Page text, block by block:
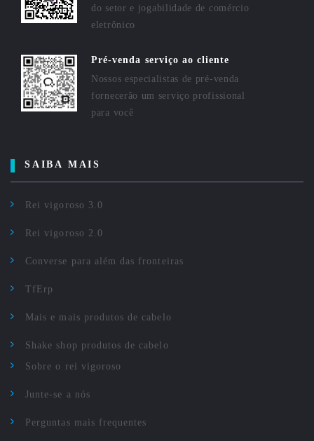
do setor e jogabilidade de comércio
eletrônico
Pré-venda serviço ao cliente
Nossos especialistas de pré-venda
fornecerão um serviço profissional
para você
SAIBA MAIS
Rei vigoroso 3.0
Rei vigoroso 2.0
Converse para além das fronteiras
TfErp
Mais e mais produtos de cabelo
Shake shop produtos de cabelo
Sobre o rei vigoroso
Junte-se a nós
Perguntas mais frequentes